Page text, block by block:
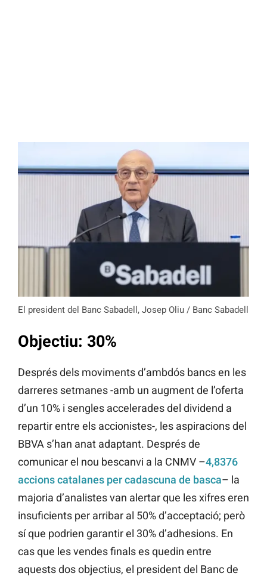
El president del Banc Sabadell, Josep Oliu / Banc Sabadell
Objectiu: 30%
Després dels moviments d’ambdós bancs en les
darreres setmanes -amb un augment de l’oferta
d’un 10% i sengles accelerades del dividend a
repartir entre els accionistes-, les aspiracions del
BBVA s’han anat adaptant. Després de
comunicar el nou bescanvi a la CNMV –4,8376
accions catalanes per cadascuna de basca– la
majoria d’analistes van alertar que les xifres eren
insuficients per arribar al 50% d’acceptació; però
sí que podrien garantir el 30% d’adhesions. En
cas que les vendes finals es quedin entre
aquests dos objectius, el president del Banc de